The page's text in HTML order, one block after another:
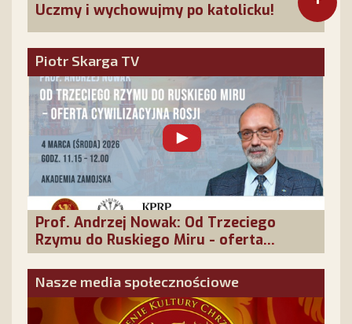
Uczmy i wychowujmy po katolicku!
Piotr Skarga TV
Prof. Andrzej Nowak: Od Trzeciego
Rzymu do Ruskiego Miru - oferta
cywilizacyjna Rosji
Nasze media społecznościowe